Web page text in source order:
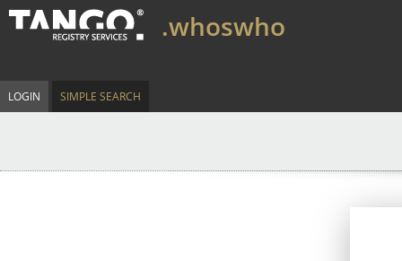
.whoswho
LOGIN SIMPLE SEARCH